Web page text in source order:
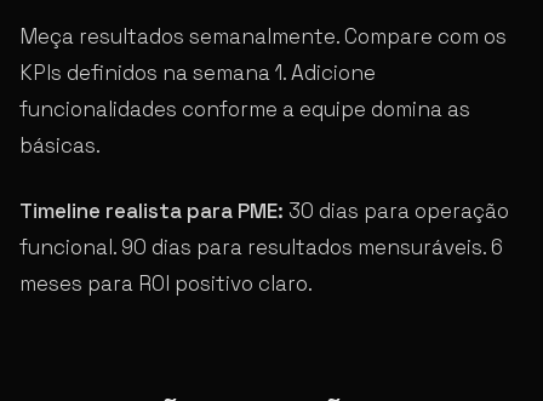
Meça resultados semanalmente. Compare com os
KPIs definidos na semana 1. Adicione
funcionalidades conforme a equipe domina as
básicas.
Timeline realista para PME: 30 dias para operação
funcional. 90 dias para resultados mensuráveis. 6
meses para ROI positivo claro.